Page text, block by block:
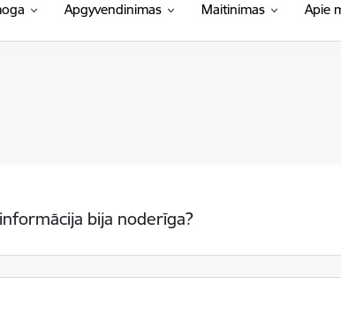
Apgyvendinimas Maitinimas Apie
bija noderīga?